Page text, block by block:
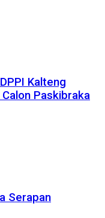
Kalteng
Paskibraka
Serapan